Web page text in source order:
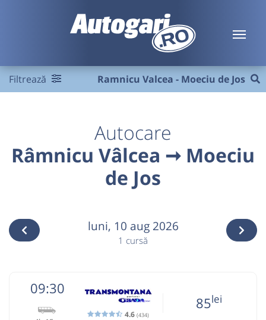
Filtrează Ramnicu Valcea - Moeciu de Jos
Autocare
Râmnicu Vâlcea ➞ Moeciu
de Jos
luni, 10 aug 2026
1 cursă
09:30
4.6 (434)
85lei